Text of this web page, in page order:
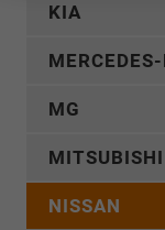
KIA
MG
MITSUBISHI
NISSAN